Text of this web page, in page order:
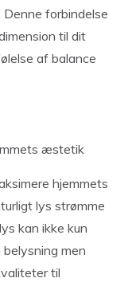
Denne forbindelse
til dit
af balance
æstetik
hjemmets
lys strømme
kan ikke kun
men
til